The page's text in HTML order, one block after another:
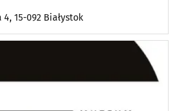
15-092 Białystok